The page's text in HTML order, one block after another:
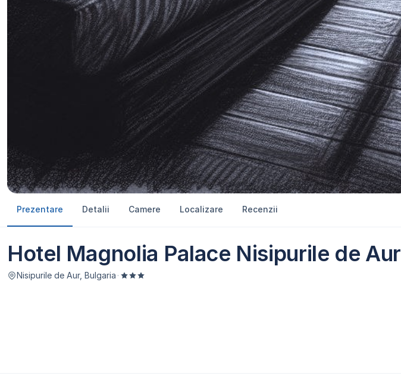
Prezentare Detalii Camere Localizare Recenzii
Hotel Magnolia Palace Nisipurile de Aur
Nisipurile de Aur, Bulgaria ·